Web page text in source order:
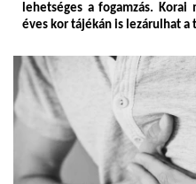
lehetséges a fogamzás. Korai
éves kor tájékán is lezárulhat a